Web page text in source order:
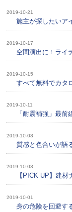
2019-10-21
施主が探したいア
2019-10-17
空間演出に！ライ
2019-10-15
すべて無料でカタ
2019-10-11
「耐震補強」最前
2019-10-08
質感と色合いが語
2019-10-03
【PICK UP】建
2019-10-01
身の危険を回避す